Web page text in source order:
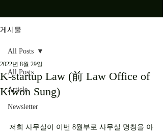
게시물
All Posts
Article
Newsletter
All Posts
K-startup Law (前 Law Office of
Kiwon Sung)
2022년 8월 29일
저희 사무실이 이번 8월부로 사무실 명칭을 아